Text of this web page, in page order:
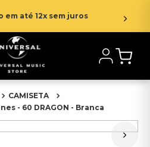
em até 12x sem juros
CAMISETA
- 60 DRAGON - Branca